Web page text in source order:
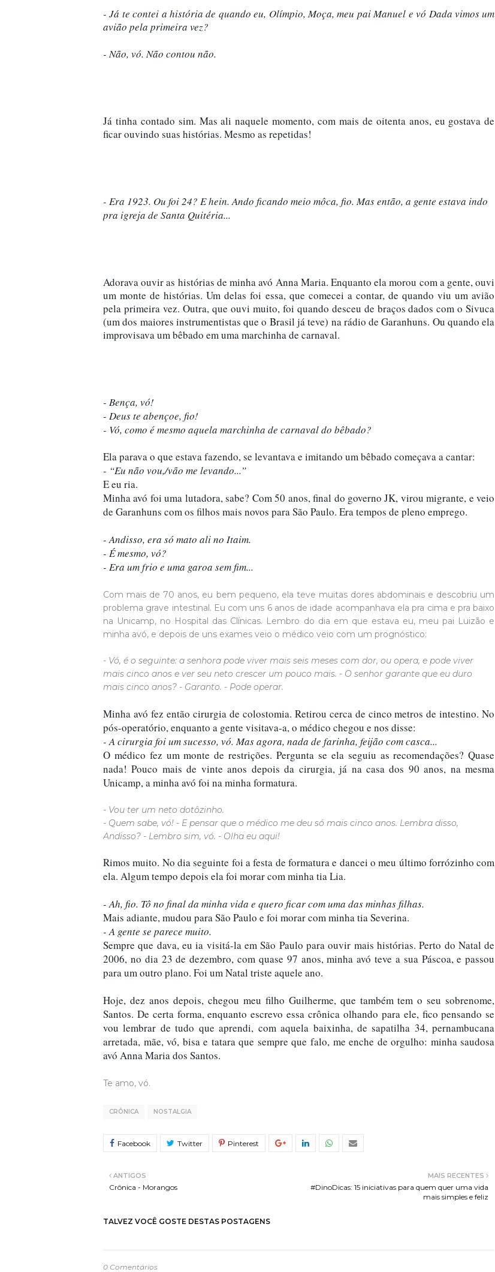
- Já te contei a história de quando eu, Olímpio, Moça, meu pai Manuel e vó Dada vimos um
avião pela primeira vez?
- Não, vó. Não contou não.
Já tinha contado sim. Mas ali naquele momento, com mais de oitenta anos, eu gostava de
ficar ouvindo suas histórias. Mesmo as repetidas!
- Era 1923. Ou foi 24? E hein. Ando ficando meio môca, fio. Mas então, a gente estava indo
pra igreja de Santa Quitéria...
Adorava ouvir as histórias de minha avó Anna Maria. Enquanto ela morou com a gente, ouvi
um monte de histórias. Um delas foi essa, que comecei a contar, de quando viu um avião
pela primeira vez. Outra, que ouvi muito, foi quando desceu de braços dados com o Sivuca
(um dos maiores instrumentistas que o Brasil já teve) na rádio de Garanhuns. Ou quando ela
improvisava um bêbado em uma marchinha de carnaval.
- Bença, vó!
- Deus te abençoe, fio!
- Vó, como é mesmo aquela marchinha de carnaval do bêbado?
- “Eu não vou,/vão me levando...”
E eu ria.
Minha avó foi uma lutadora, sabe? Com 50 anos, final do governo JK, virou migrante, e veio
de Garanhuns com os filhos mais novos para São Paulo. Era tempos de pleno emprego.
- Andisso, era só mato ali no Itaim.
- É mesmo, vó?
- Era um frio e uma garoa sem fim...
Com mais de 70 anos, eu bem pequeno, ela teve muitas dores abdominais e descobriu um
problema grave intestinal. Eu com uns 6 anos de idade acompanhava ela pra cima e pra baixo
na Unicamp, no Hospital das Clínicas. Lembro do dia em que estava eu, meu pai Luizão e
minha avó, e depois de uns exames veio o médico veio com um prognóstico:
- Vó, é o seguinte: a senhora pode viver mais seis meses com dor, ou opera, e pode viver
mais cinco anos e ver seu neto crescer um pouco mais. - O senhor garante que eu duro
mais cinco anos? - Garanto. - Pode operar.
Minha avó fez então cirurgia de colostomia. Retirou cerca de cinco metros de intestino. No
pós-operatório, enquanto a gente visitava-a, o médico chegou e nos disse:
- A cirurgia foi um sucesso, vó. Mas agora, nada de farinha, feijão com casca...
O médico fez um monte de restrições. Pergunta se ela seguiu as recomendações? Quase
nada! Pouco mais de vinte anos depois da cirurgia, já na casa dos 90 anos, na mesma
- Vou ter um neto dotôzinho.
- Quem sabe, vó! - E pensar que o médico me deu só mais cinco anos. Lembra disso,
Andisso? - Lembro sim, vó. - Olha eu aqui!
Rimos muito. No dia seguinte foi a festa de formatura e dancei o meu último forrózinho com
ela. Algum tempo depois ela foi morar com minha tia Lia.
Mais adiante, mudou para São Paulo e foi morar com minha tia Severina.
- A gente se parece muito.
Sempre que dava, eu ia visitá-la em São Paulo para ouvir mais histórias. Perto do Natal de
2006, no dia 23 de dezembro, com quase 97 anos, minha avó teve a sua Páscoa, e passou
Hoje, dez anos depois, chegou meu filho Guilherme, que também tem o seu sobrenome,
Santos. De certa forma, enquanto escrevo essa crônica olhando para ele, fico pensando se
vou lembrar de tudo que aprendi, com aquela baixinha, de sapatilha 34, pernambucana
arretada, mãe, vó, bisa e tatara que sempre que falo, me enche de orgulho: minha saudosa
avó Anna Maria dos Santos.
Te amo, vó.
CRÔNICA NOSTALGIA
MAIS RECENTES
#DinoDicas: 15 iniciativas para quem quer uma vida
mais simples e feliz
ANTIGOS
Crônica - Morangos
TALVEZ VOCÊ GOSTE DESTAS POSTAGENS
0 Comentários